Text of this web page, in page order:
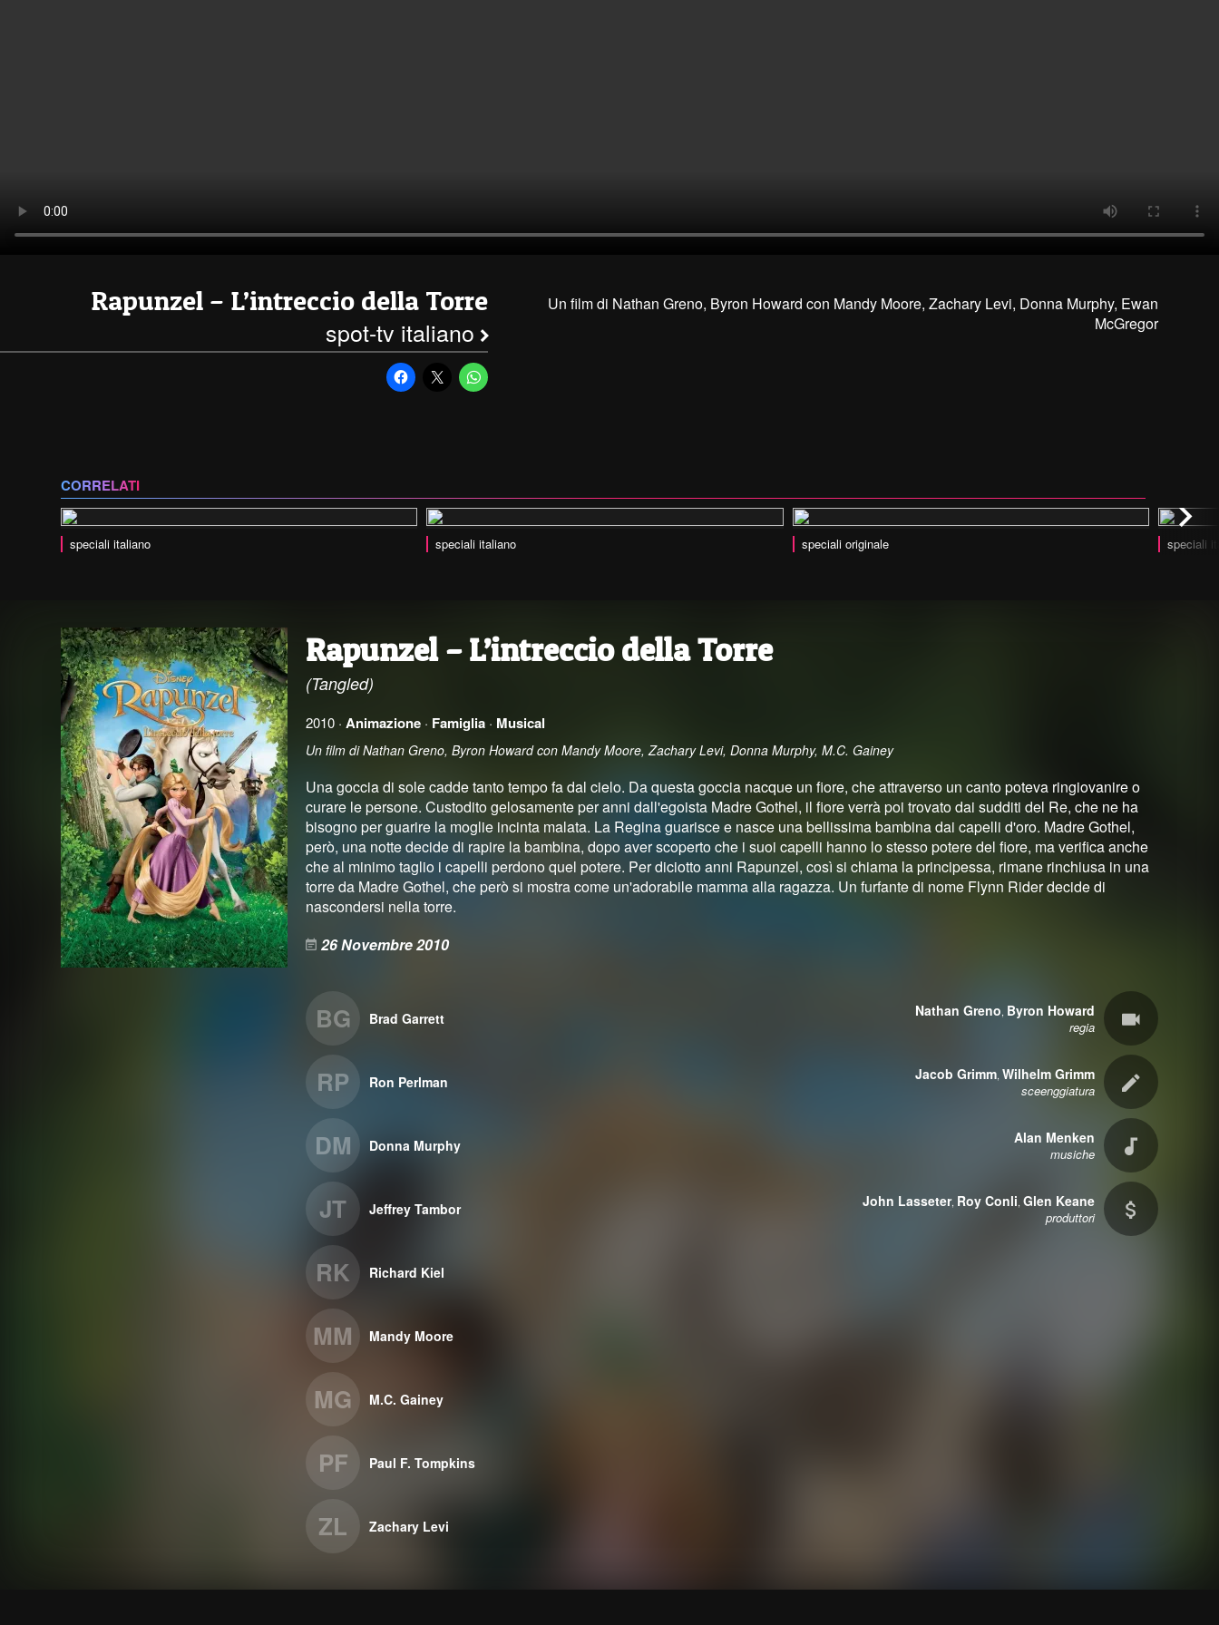
Rapunzel – L’intreccio della Torre
spot-tv italiano
Un film di Nathan Greno, Byron Howard con Mandy Moore, Zachary Levi, Donna Murphy, Ewan
McGregor
CORRELATI
speciali italiano speciali italiano speciali originale speciali
Rapunzel – L’intreccio della Torre
(Tangled)
2010 · Animazione · Famiglia · Musical
Un film di Nathan Greno, Byron Howard con Mandy Moore, Zachary Levi, Donna Murphy, M.C. Gainey
Una goccia di sole cadde tanto tempo fa dal cielo. Da questa goccia nacque un fiore, che attraverso un canto poteva ringiovanire o
curare le persone. Custodito gelosamente per anni dall'egoista Madre Gothel, il fiore verrà poi trovato dai sudditi del Re, che ne ha
bisogno per guarire la moglie incinta malata. La Regina guarisce e nasce una bellissima bambina dai capelli d'oro. Madre Gothel,
però, una notte decide di rapire la bambina, dopo aver scoperto che i suoi capelli hanno lo stesso potere del fiore, ma verifica anche
che al minimo taglio i capelli perdono quel potere. Per diciotto anni Rapunzel, così si chiama la principessa, rimane rinchiusa in una
torre da Madre Gothel, che però si mostra come un'adorabile mamma alla ragazza. Un furfante di nome Flynn Rider decide di
nascondersi nella torre.
26 Novembre 2010
BG Brad Garrett
RP Ron Perlman
DM Donna Murphy
JT Jeffrey Tambor
RK Richard Kiel
MM Mandy Moore
MG M.C. Gainey
PF Paul F. Tompkins
ZL Zachary Levi
Nathan Greno, Byron Howard
regia
Jacob Grimm, Wilhelm Grimm
sceenggiatura
Alan Menken
musiche
John Lasseter, Roy Conli, Glen Keane
produttori